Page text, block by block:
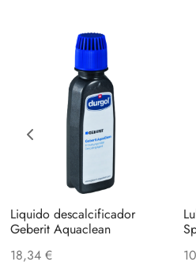
Liquido descalcificador
Geberit Aquaclean
18,34 €